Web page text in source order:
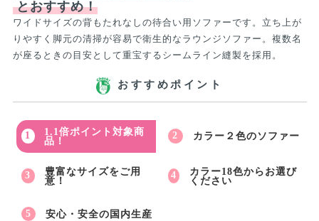
とおすすめ！
ワイドサイズの背もたれなしの待合い用ソファーです。立ち上が
りやすく脚元の清掃が容易で衛生的なラウンジソファー。複数名
が座るときの目安として重宝するシームライン縫製を採用。
おすすめポイント
1.1倍ポイント対象商
品！
カラー２色のソファー
豊富なサイズをご用
意！
カラー18色からお選び
ください
安心・安全の国内生産